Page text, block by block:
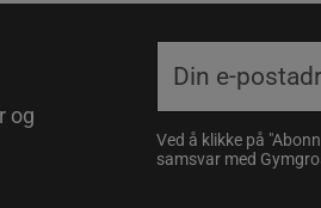
og
Ved å klikke på
samsvar med